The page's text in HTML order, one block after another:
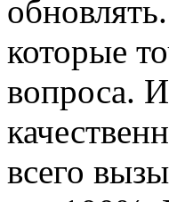
которые
вопроса.
всего